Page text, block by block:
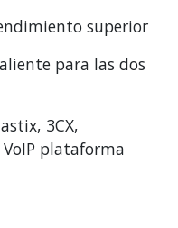
superior
para las dos
3CX,
VoIP plataforma